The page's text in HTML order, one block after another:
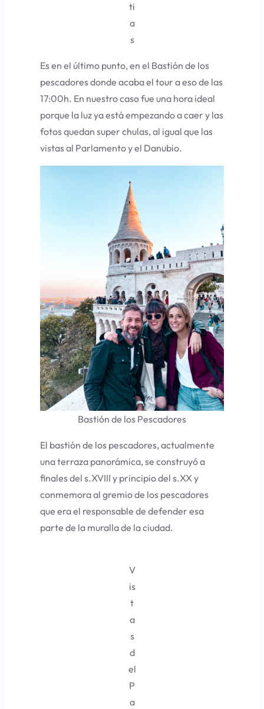
ti
a
s
Es en el último punto, en el Bastión de los
pescadores donde acaba el tour a eso de las
17:00h. En nuestro caso fue una hora ideal
porque la luz ya está empezando a caer y las
fotos quedan super chulas, al igual que las
vistas al Parlamento y el Danubio.
Bastión de los Pescadores
El bastión de los pescadores, actualmente
una terraza panorámica, se construyó a
finales del s.XVIII y principio del s.XX y
conmemora al gremio de los pescadores
que era el responsable de defender esa
parte de la muralla de la ciudad.
V
is
t
a
s
d
el
P
a